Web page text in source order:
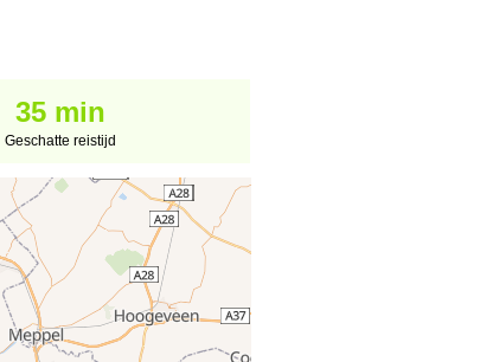
35 min
Geschatte reistijd